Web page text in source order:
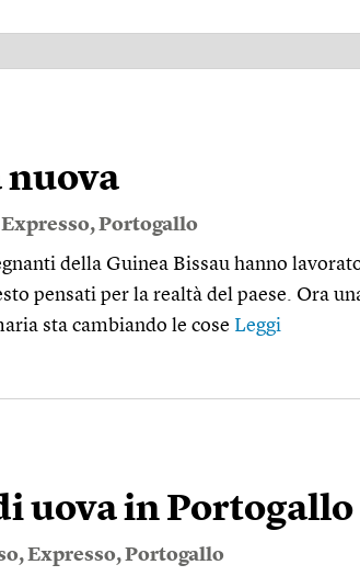
nuova
Expresso,Portogallo
della Guinea Bissau hanno
pensati per la realtà del paese. Ora
sta cambiando le cose Leggi
uova in Portogallo
,Expresso,Portogallo